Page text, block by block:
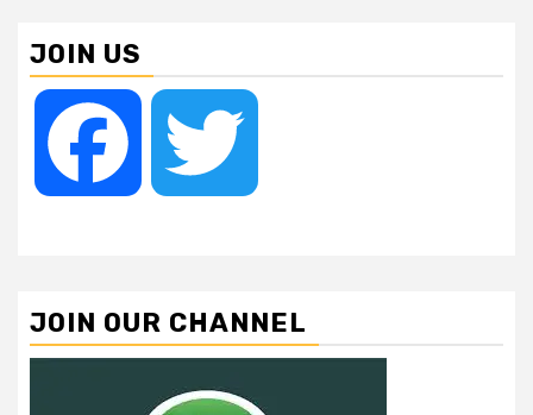
JOIN US
Facebook
JOIN OUR CHANNEL